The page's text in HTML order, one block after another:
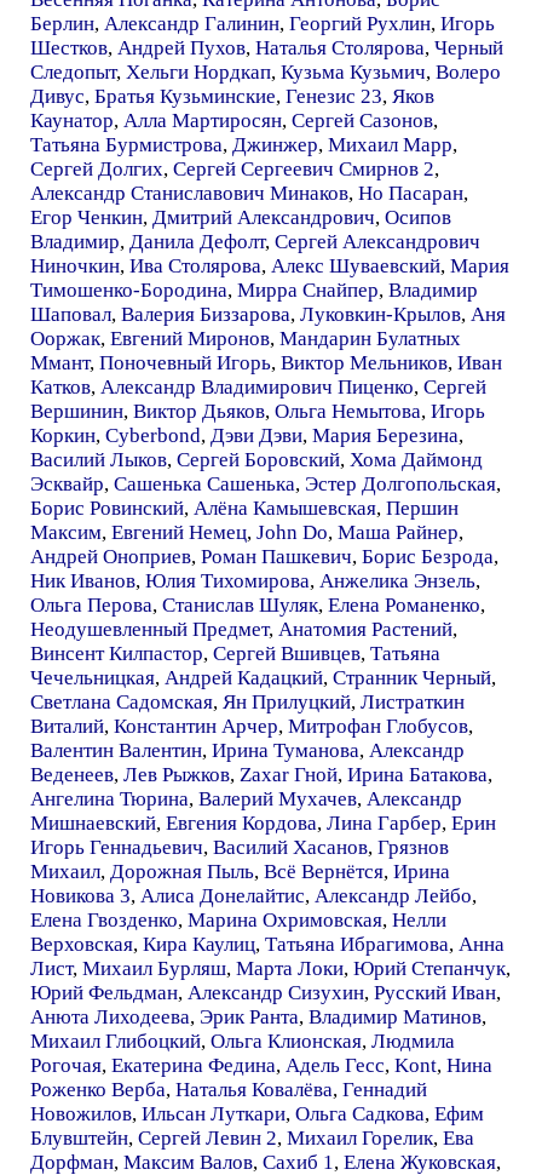
Берлин, Александр Галинин, Георгий Рухлин, Игорь
Шестков, Андрей Пухов, Наталья Столярова, Черный
Следопыт, Хельги Нордкап, Кузьма Кузьмич, Волеро
Дивус, Братья Кузьминские, Генезис 23, Яков
Каунатор, Алла Мартиросян, Сергей Сазонов,
Татьяна Бурмистрова, Джинжер, Михаил Марр,
Сергей Долгих, Сергей Сергеевич Смирнов 2,
Александр Станиславович Минаков, Но Пасаран,
Егор Ченкин, Дмитрий Александрович, Осипов
Владимир, Данила Дефолт, Сергей Александрович
Ниночкин, Ива Столярова, Алекс Шуваевский, Мария
Тимошенко-Бородина, Мирра Снайпер, Владимир
Шаповал, Валерия Биззарова, Луковкин-Крылов, Аня
Ооржак, Евгений Миронов, Мандарин Булатных
Ммант, Поночевный Игорь, Виктор Мельников, Иван
Катков, Александр Владимирович Пиценко, Сергей
Вершинин, Виктор Дьяков, Ольга Немытова, Игорь
Коркин, Cyberbond, Дэви Дэви, Мария Березина,
Василий Лыков, Сергей Боровский, Хома Даймонд
Эсквайр, Сашенька Сашенька, Эстер Долгопольская,
Борис Ровинский, Алёна Камышевская, Першин
Максим, Евгений Немец, John Do, Маша Райнер,
Андрей Оноприев, Роман Пашкевич, Борис Безрода,
Ник Иванов, Юлия Тихомирова, Анжелика Энзель,
Ольга Перова, Станислав Шуляк, Елена Романенко,
Неодушевленный Предмет, Анатомия Растений,
Винсент Килпастор, Сергей Вшивцев, Татьяна
Чечельницкая, Андрей Кадацкий, Странник Черный,
Светлана Садомская, Ян Прилуцкий, Листраткин
Виталий, Константин Арчер, Митрофан Глобусов,
Валентин Валентин, Ирина Туманова, Александр
Веденеев, Лев Рыжков, Zaxar Гной, Ирина Батакова,
Ангелина Тюрина, Валерий Мухачев, Александр
Мишнаевский, Евгения Кордова, Лина Гарбер, Ерин
Игорь Геннадьевич, Василий Хасанов, Грязнов
Михаил, Дорожная Пыль, Всё Вернётся, Ирина
Новикова 3, Алиса Донелайтис, Александр Лейбо,
Елена Гвозденко, Марина Охримовская, Нелли
Верховская, Кира Каулиц, Татьяна Ибрагимова, Анна
Лист, Михаил Бурляш, Марта Локи, Юрий Степанчук,
Юрий Фельдман, Александр Сизухин, Русский Иван,
Анюта Лиходеева, Эрик Ранта, Владимир Матинов,
Михаил Глибоцкий, Ольга Клионская, Людмила
Рогочая, Екатерина Федина, Адель Гесс, Kont, Нина
Роженко Верба, Наталья Ковалёва, Геннадий
Новожилов, Ильсан Луткари, Ольга Садкова, Ефим
Блувштейн, Сергей Левин 2, Михаил Горелик, Ева
Дорфман, Максим Валов, Сахиб 1, Елена Жуковская,